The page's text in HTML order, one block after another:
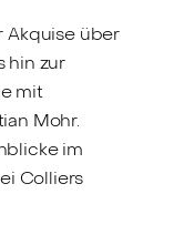
Akquise über
hin zur
mit
Mohr.
im
Colliers